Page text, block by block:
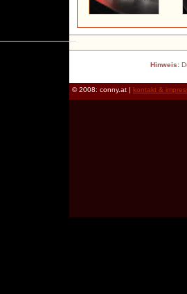
Hinweis:
© 2008: conny.at | kontakt &